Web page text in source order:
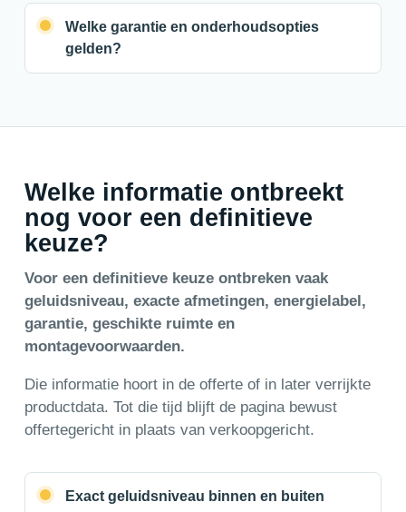
Welke garantie en onderhoudsopties
gelden?
Welke informatie ontbreekt
nog voor een definitieve
keuze?
Voor een definitieve keuze ontbreken vaak
geluidsniveau, exacte afmetingen, energielabel,
garantie, geschikte ruimte en
montagevoorwaarden.
Die informatie hoort in de offerte of in later verrijkte
productdata. Tot die tijd blijft de pagina bewust
offertegericht in plaats van verkoopgericht.
Exact geluidsniveau binnen en buiten